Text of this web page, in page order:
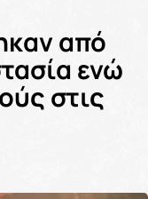
από
ενώ
στις